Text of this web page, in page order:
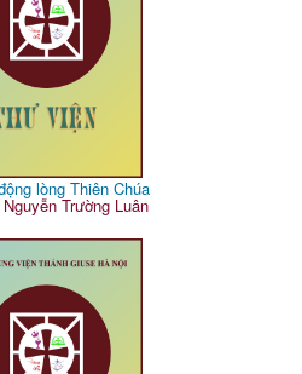
lòng Thiên Chúa
Nguyễn Trường Luân